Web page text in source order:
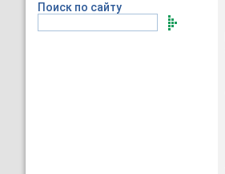
Поиск по сайту